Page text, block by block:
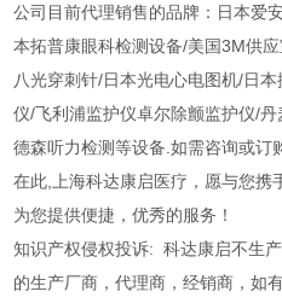
公司目前代理销售的品牌：日本爱
本拓普康眼科检测设备/美国3M供
八光穿刺针/日本光电心电图机/日
仪/飞利浦监护仪卓尔除颤监护仪/
德森听力检测等设备.如需咨询或订
在此,上海科达康启医疗，愿与您携
为您提供便捷，优秀的服务！
知识产权侵权投诉: 科达康启不生
的生产厂商，代理商，经销商，如